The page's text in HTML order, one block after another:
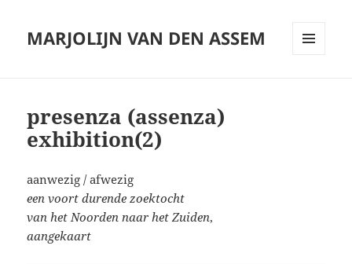
MARJOLIJN VAN DEN ASSEM
presenza (assenza)
exhibition(2)
aanwezig / afwezig
een voort durende zoektocht
van het Noorden naar het Zuiden,
aangekaart